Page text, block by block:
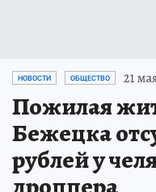
НОВОСТИ ОБЩЕСТВО 21
Пожилая
Бежецка
рублей у